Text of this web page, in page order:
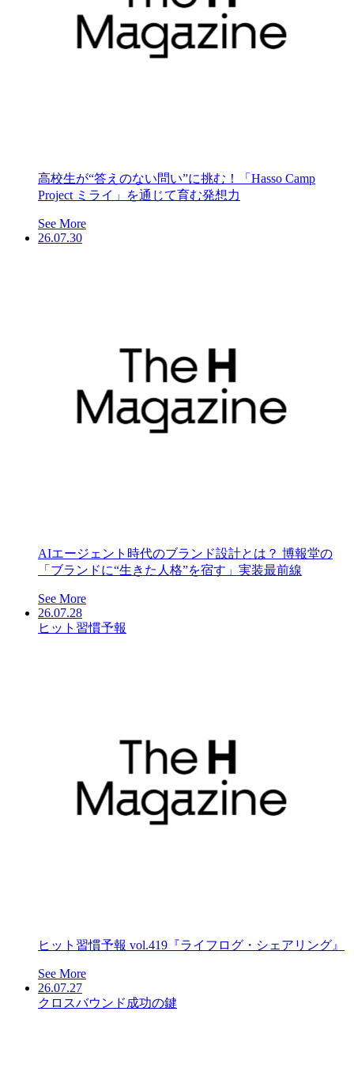
高校生が“答えのない問い”に挑む！「Hasso Camp
Project ミライ」を通じて育む発想力
See More
26.07.30
AIエージェント時代のブランド設計とは？ 博報堂の
「ブランドに“生きた人格”を宿す」実装最前線
See More
26.07.28
ヒット習慣予報
ヒット習慣予報 vol.419『ライフログ・シェアリング』
See More
26.07.27
クロスバウンド成功の鍵